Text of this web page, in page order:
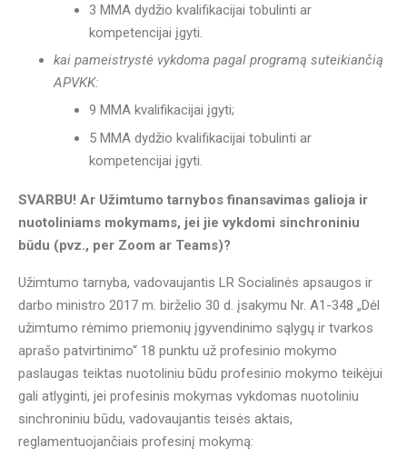
3 MMA dydžio kvalifikacijai tobulinti ar
kompetencijai įgyti.
kai pameistrystė vykdoma pagal programą suteikiančią
APVKK:
9 MMA kvalifikacijai įgyti;
5 MMA dydžio kvalifikacijai tobulinti ar
kompetencijai įgyti.
SVARBU! Ar Užimtumo tarnybos finansavimas galioja ir
nuotoliniams mokymams, jei jie vykdomi sinchroniniu
būdu (pvz., per Zoom ar Teams)?
Užimtumo tarnyba, vadovaujantis LR Socialinės apsaugos ir
darbo ministro 2017 m. birželio 30 d. įsakymu Nr. A1-348 „Dėl
užimtumo rėmimo priemonių įgyvendinimo sąlygų ir tvarkos
aprašo patvirtinimo“ 18 punktu už profesinio mokymo
paslaugas teiktas nuotoliniu būdu profesinio mokymo teikėjui
gali atlyginti, jei profesinis mokymas vykdomas nuotoliniu
sinchroniniu būdu, vadovaujantis teisės aktais,
reglamentuojančiais profesinį mokymą: